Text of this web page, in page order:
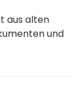
aus alten
und